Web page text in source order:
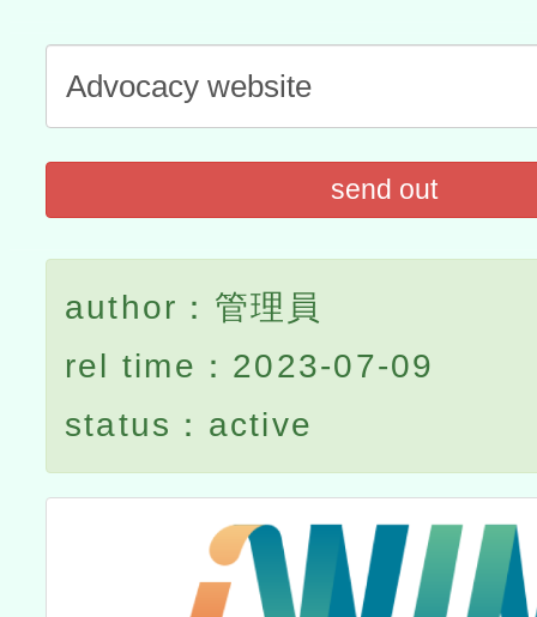
send out
author：管理員
rel time：2023-07-09
status：active